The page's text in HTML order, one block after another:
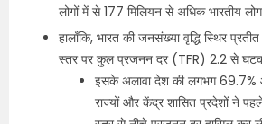
लोगों में से 177 मिलियन से अधिक भारतीय
हालाँकि, भारत की जनसंख्या वृद्धि स्थिर प्रतीत
स्तर पर कुल प्रजनन दर (TFR) 2.2 से
इसके अलावा देश की लगभग 69.7%
राज्यों और केंद्र शासित प्रदेशों ने